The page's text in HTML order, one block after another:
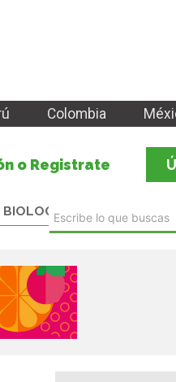
Colombia
o Registrate
BIOLOGICALS